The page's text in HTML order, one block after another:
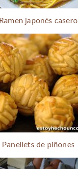
Ramen japonés casero
Panellets de piñones